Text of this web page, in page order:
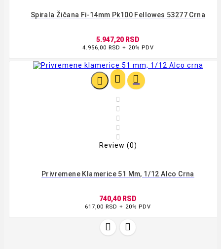
Spirala Žičana Fi-14mm Pk100 Fellowes 53277 Crna
5.947,20 RSD
4.956,00 RSD + 20% PDV
  





Review (0)
Privremene Klamerice 51 Mm, 1/12 Alco Crna
740,40 RSD
617,00 RSD + 20% PDV
 